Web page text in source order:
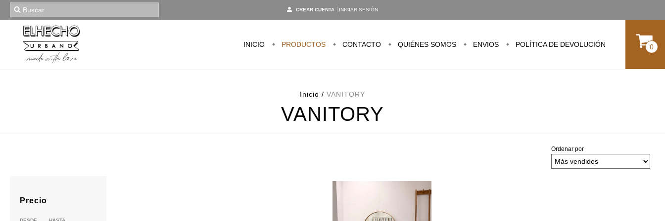
CREAR CUENTA INICIAR SESIÓN
INICIO PRODUCTOS CONTACTO QUIÉNES SOMOS ENVIOS POLÍTICA DE DEVOLUCIÓN 0
Inicio / VANITORY
VANITORY
Ordenar por
Precio